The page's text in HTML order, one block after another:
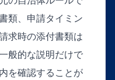
類、申請タイミン
求時の添付書類は
般的な説明だけで
を確認することが